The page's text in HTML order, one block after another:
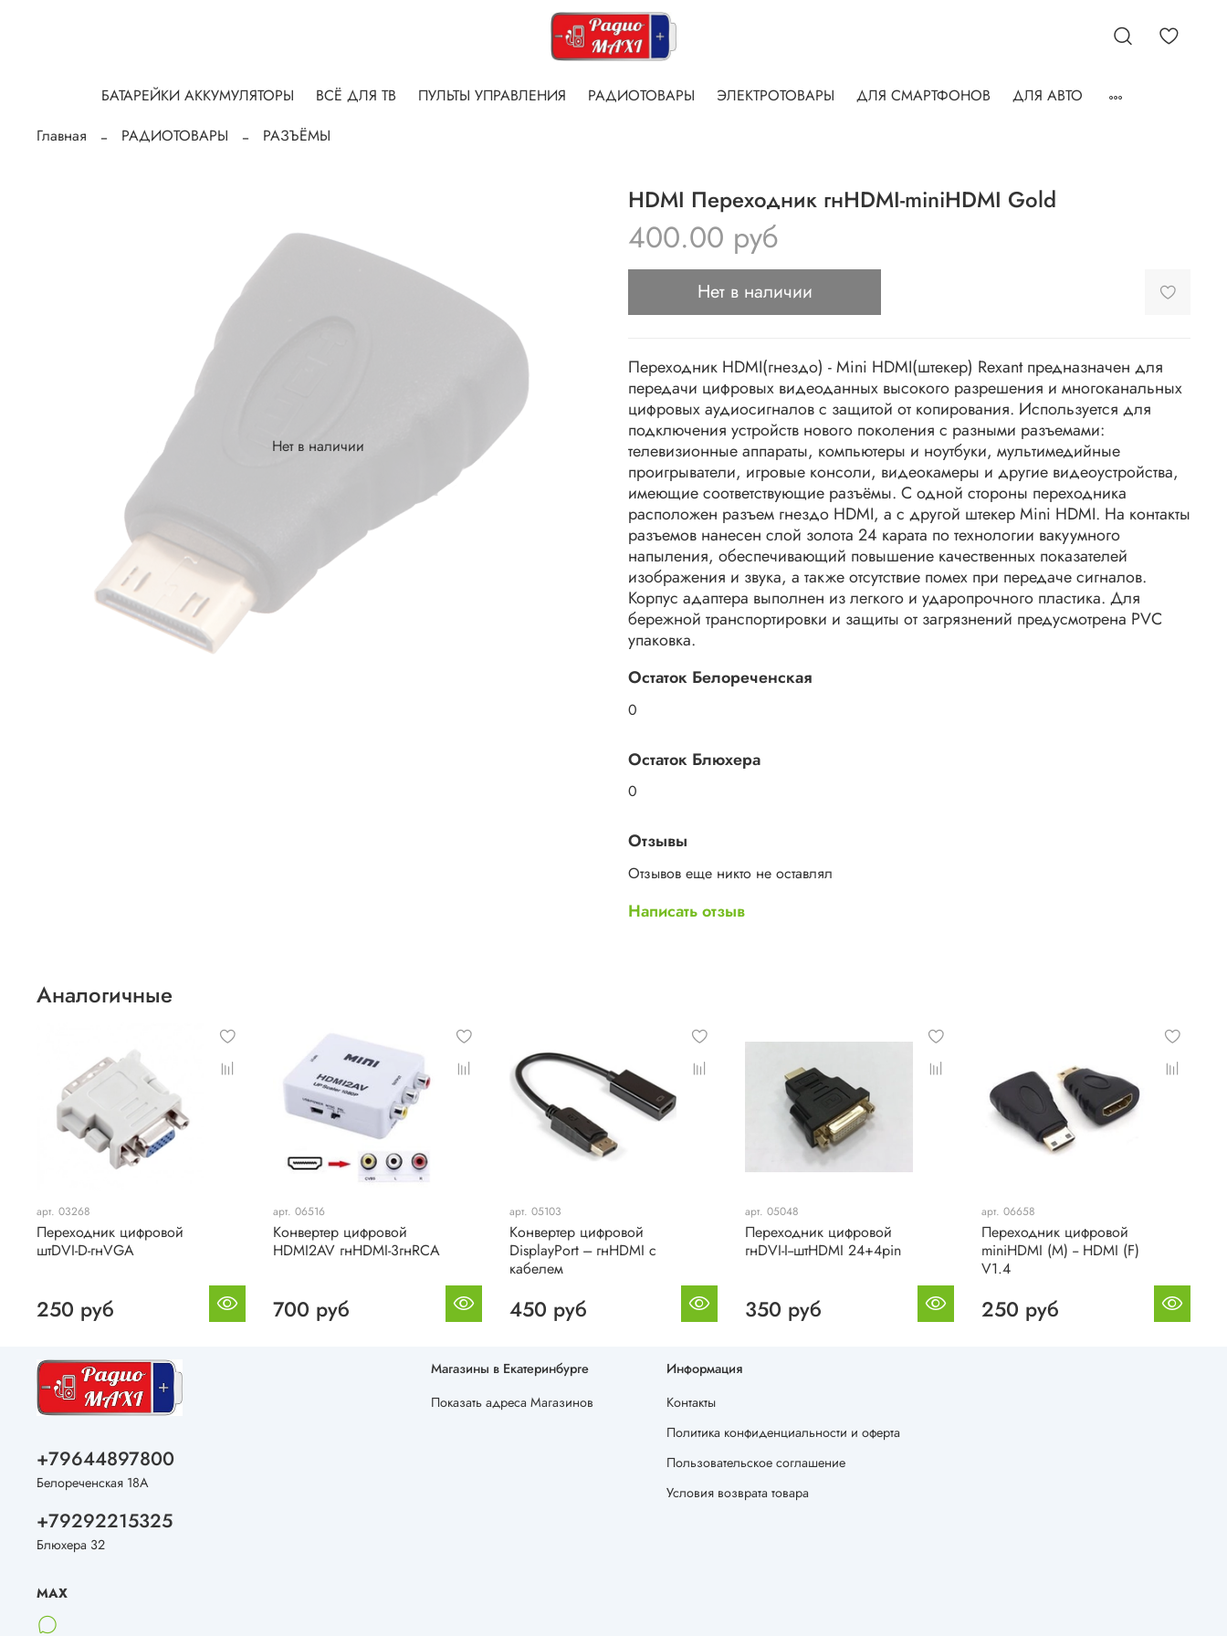
БАТАРЕЙКИ АККУМУЛЯТОРЫ ВСЁ ДЛЯ ТВ ПУЛЬТЫ УПРАВЛЕНИЯ РАДИОТОВАРЫ ЭЛЕКТРОТОВАРЫ ДЛЯ СМАРТФОНОВ
ДЛЯ АВТО
Главная
РАДИОТОВАРЫ РАЗЪЁМЫ
Нет в наличии
HDMI Переходник гнHDMI-miniHDMI Gold
400.00 руб
Нет в наличии
Переходник HDMI(гнездо) - Mini HDMI(штекер) Rexant предназначен для
передачи цифровых видеоданных высокого разрешения и многоканальных
цифровых аудиосигналов с защитой от копирования. Используется для
подключения устройств нового поколения с разными разъемами:
телевизионные аппараты, компьютеры и ноутбуки, мультимедийные
проигрыватели, игровые консоли, видеокамеры и другие видеоустройства,
имеющие соответствующие разъёмы. С одной стороны переходника
расположен разъем гнездо HDMI, а с другой штекер Mini HDMI. На контакты
разъемов нанесен слой золота 24 карата по технологии вакуумного
напыления, обеспечивающий повышение качественных показателей
изображения и звука, а также отсутствие помех при передаче сигналов.
Корпус адаптера выполнен из легкого и ударопрочного пластика. Для
бережной транспортировки и защиты от загрязнений предусмотрена PVC
упаковка.
Остаток Белореченская
0
Остаток Блюхера
0
Отзывы
Отзывов еще никто не оставлял
Написать отзыв
Аналогичные
арт. 03268
Переходник цифровой
штDVI-D-гнVGA
250 руб
арт. 06516
Конвертер цифровой
HDMI2AV гнHDMI-3гнRCA
700 руб
арт. 05103
Конвертер цифровой
DisplayPort --- гнHDMI с
кабелем
450 руб
арт. 05048
Переходник цифровой
гнDVI-I--штHDMI 24+4pin
350 руб
арт. 06658
Переходник цифровой
miniHDMI (M) -- HDMI (F)
V1.4
250 руб
Магазины в Екатеринбурге
Показать адреса Магазинов
Информация
Контакты
Политика конфиденциальности и оферта
Пользовательское соглашение
Условия возврата товара
+79644897800
Белореченская 18А
+79292215325
Блюхера 32
MAX